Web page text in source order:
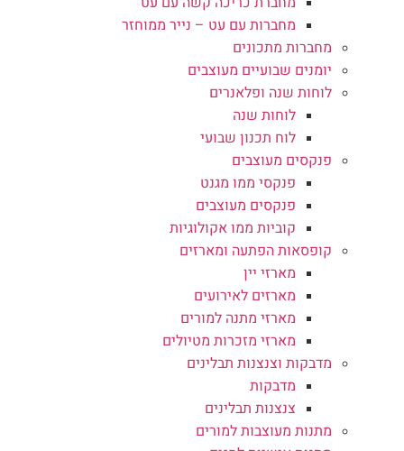
מחברות עם עט – נייר ממוחזר
מחברות מתכונים
יומנים שבועיים מעוצבים
לוחות שנה ופלאנרים
לוחות שנה
לוח תכנון שבועי
פנקסים מעוצבים
פנקסי ממו מגנט
פנקסים מעוצבים
קוביות ממו אקולוגיות
קופסאות הפתעה ומארזים
מארזי יין
מארזים לאירועים
מארזי מתנה למורים
מארזי מזכרות מטיולים
מדבקות וצנצנות תבלינים
מדבקות
צנצנות תבלינים
מתנות מעוצבות למורים